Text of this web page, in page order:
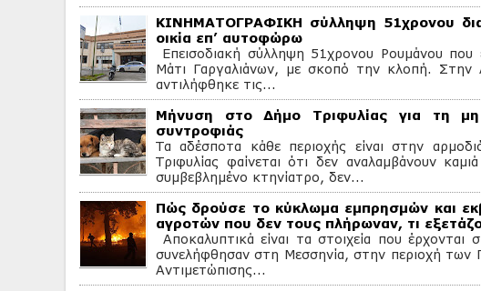
ΚΙΝΗΜΑΤΟΓΡΑΦΙΚΗ σύλληψη 51χρονου
οικία επ’ αυτοφώρω
Επεισοδιακή σύλληψη 51χρονου Ρουμάνου που
Μάτι Γαργαλιάνων, με σκοπό την κλοπή. Στην
αντιλήφθηκε τις...
Μήνυση στο Δήμο Τριφυλίας για τη
συντροφιάς
Τα αδέσποτα κάθε περιοχής είναι στην
Τριφυλίας φαίνεται ότι δεν αναλαμβάνουν
συμβεβλημένο κτηνίατρο, δεν...
Πώς δρούσε το κύκλωμα εμπρησμών και
αγροτών που δεν τους πλήρωναν, τι
Αποκαλυπτικά είναι τα στοιχεία που
συνελήφθησαν στη Μεσσηνία, στην περιοχή των
Αντιμετώπισης...